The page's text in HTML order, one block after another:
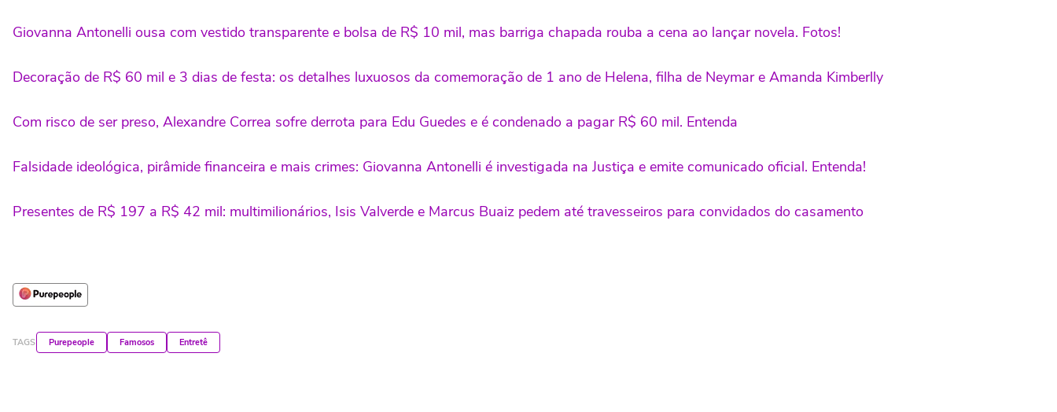
Giovanna Antonelli ousa com vestido transparente e bolsa de R$ 10 mil, mas barriga chapada rouba a cena ao lançar novela. Fotos!
Decoração de R$ 60 mil e 3 dias de festa: os detalhes luxuosos da comemoração de 1 ano de Helena, filha de Neymar e Amanda Kimberlly
Com risco de ser preso, Alexandre Correa sofre derrota para Edu Guedes e é condenado a pagar R$ 60 mil. Entenda
Falsidade ideológica, pirâmide financeira e mais crimes: Giovanna Antonelli é investigada na Justiça e emite comunicado oficial. Entenda!
Presentes de R$ 197 a R$ 42 mil: multimilionários, Isis Valverde e Marcus Buaiz pedem até travesseiros para convidados do casamento
TAGS Purepeople Famosos Entretê